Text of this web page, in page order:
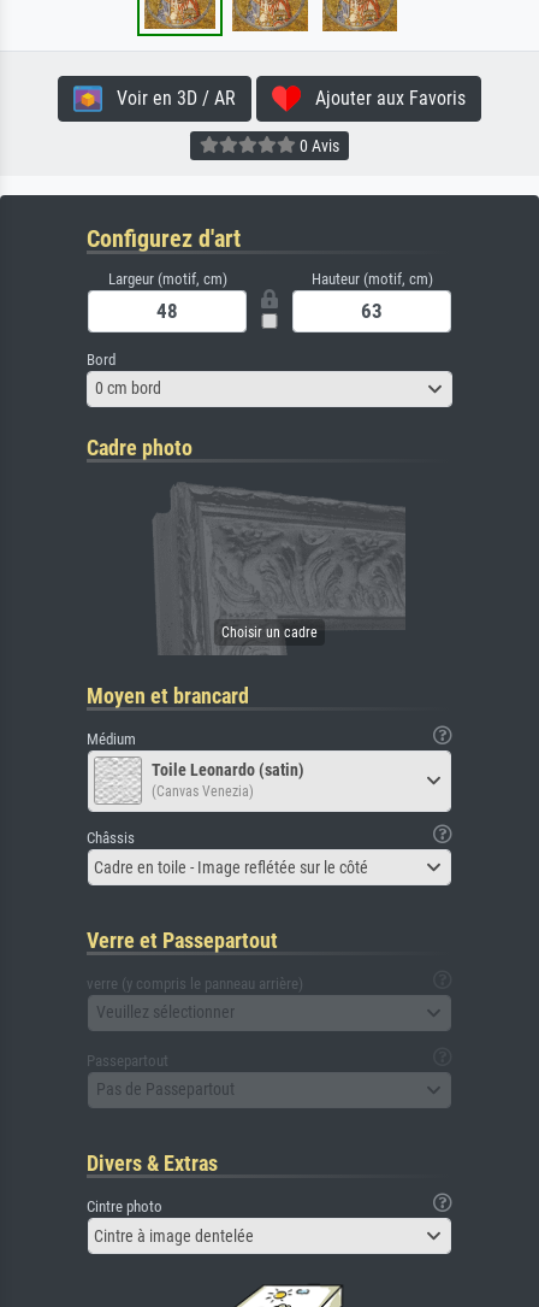
Voir en 3D / AR Ajouter aux Favoris
0 Avis
Configurez d'art
Largeur (motif, cm) Hauteur (motif, cm)
Bord
0 cm bord
Cadre photo
Moyen et brancard
Médium
Toile Leonardo (satin)
(Canvas Venezia)
Châssis
Cadre en toile - Image reflétée sur le côté
Verre et Passepartout
verre (y compris le panneau arrière)
Veuillez sélectionner
Passepartout
Pas de Passepartout
Divers & Extras
Cintre photo
Cintre à image dentelée